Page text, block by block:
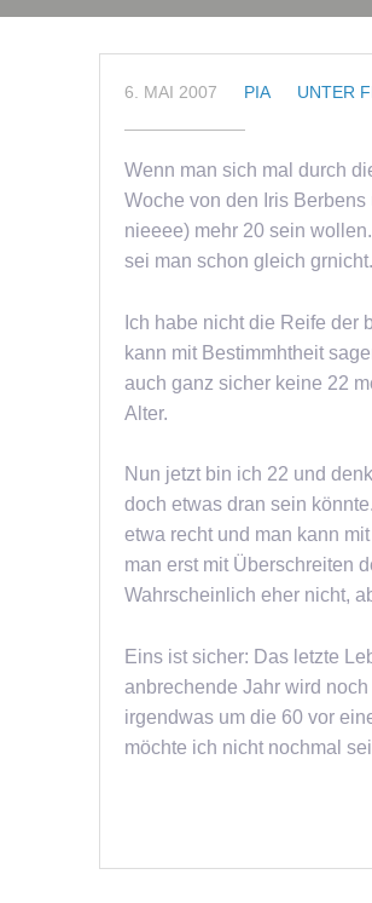
6. MAI 2007 PIA UNTER
Wenn man sich mal durch
Woche von den Iris
nieeee) mehr 20 sein
sei man schon gleich grnicht.
Ich habe nicht die Reife der
kann mit Bestimmhtheit
auch ganz sicher keine 22
Alter.
Nun jetzt bin ich 22 und
doch etwas dran sein
etwa recht und man kann
man erst mit Überschreiten
Wahrscheinlich eher nicht,
Eins ist sicher: Das letzte
anbrechende Jahr wird
irgendwas um die 60 vor
möchte ich nicht nochmal